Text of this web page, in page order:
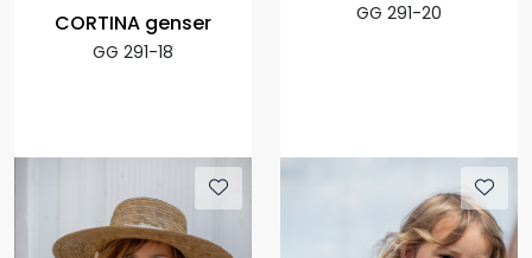
CORTINA genser
GG 291-18
GG 291-20